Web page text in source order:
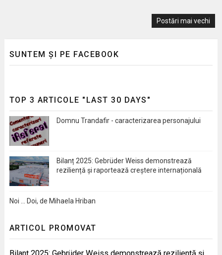
Postări mai vechi
SUNTEM ȘI PE FACEBOOK
TOP 3 ARTICOLE "LAST 30 DAYS"
Domnu Trandafir - caracterizarea personajului
Bilanț 2025: Gebrüder Weiss demonstrează
reziliență și raportează creștere internațională
Noi … Doi, de Mihaela Hriban
ARTICOL PROMOVAT